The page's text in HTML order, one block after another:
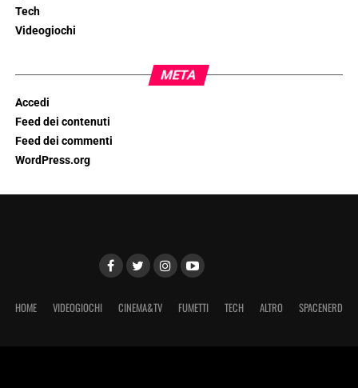
Tech
Videogiochi
META
Accedi
Feed dei contenuti
Feed dei commenti
WordPress.org
HOME VIDEOGIOCHI CINEMA&TV FUMETTI TECH ALTRO SPACENERD